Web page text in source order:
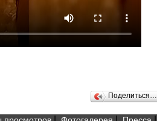
Поделиться…